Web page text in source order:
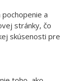
a
stránky, čo
skúsenosti pre